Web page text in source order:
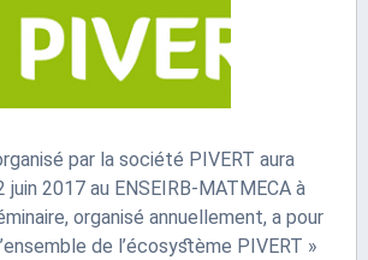
par la société PIVERT aura
2017 au ENSEIRB-MATMECA à
organisé annuellement, a pour
de l’écosystème PIVERT »